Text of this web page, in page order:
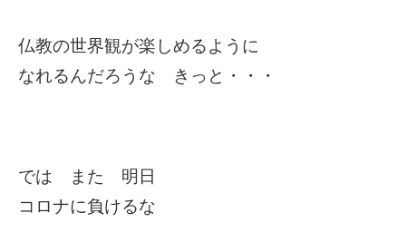
仏教の世界観が楽しめるように
なれるんだろうな きっと・・・
では また 明日
コロナに負けるな